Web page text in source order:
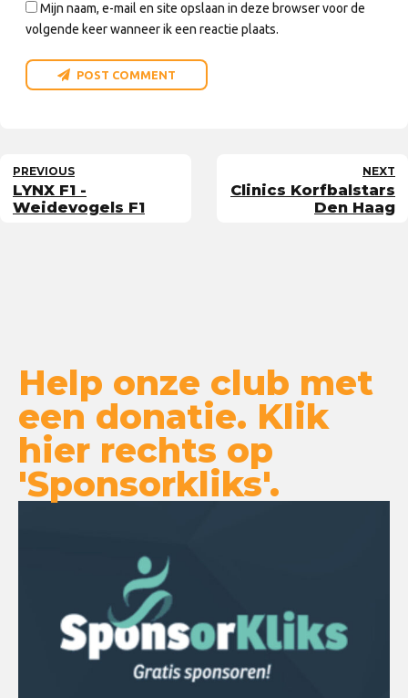
Mijn naam, e-mail en site opslaan in deze browser voor de
volgende keer wanneer ik een reactie plaats.
POST COMMENT
PREVIOUS
LYNX F1 -
Weidevogels F1
NEXT
Clinics Korfbalstars
Den Haag
Help onze club met
een donatie. Klik
hier rechts op
'Sponsorkliks'.